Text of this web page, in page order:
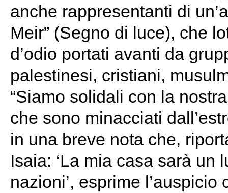
anche rappresentanti di
Meir” (Segno di luce), che
d’odio portati avanti da
palestinesi, cristiani,
“Siamo solidali con la
che sono minacciati
in una breve nota che,
Isaia: ‘La mia casa sarà un
nazioni’, esprime